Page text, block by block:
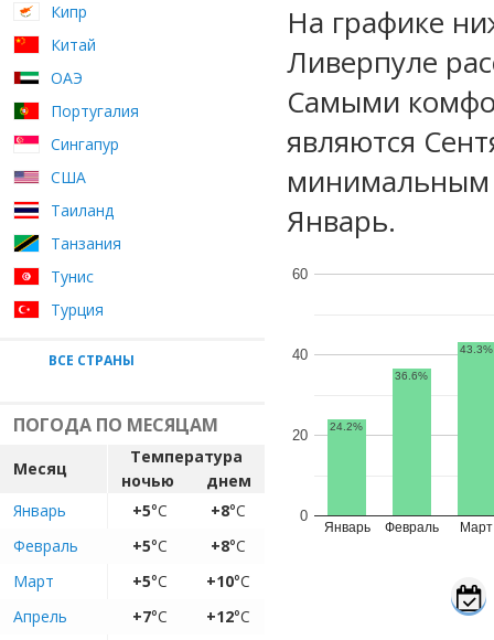
Кипр
Китай
ОАЭ
Португалия
Сингапур
США
Таиланд
Танзания
Тунис
Турция
ВСЕ СТРАНЫ
ПОГОДА ПО МЕСЯЦАМ
Месяц
Температура
ночью
днем
Январь
+5°C +8°C
Февраль
+5°C +8°C
Март
+5°C +10°C
Апрель
+7°C +12°C
На графике
Ливерпуле
Самыми
являются
минимальным
Январь.
Январь Февраль Март
0
20
40
60
24.2%
36.6%
43.3%